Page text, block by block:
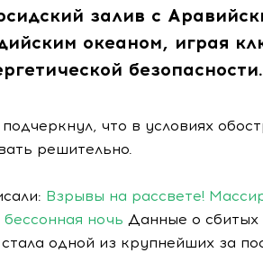
залив с
океаном, играя
безопасности.
что в условиях
решительно.
Взрывы на рассвете!
бессонная ночь Данные о
одной из крупнейших за